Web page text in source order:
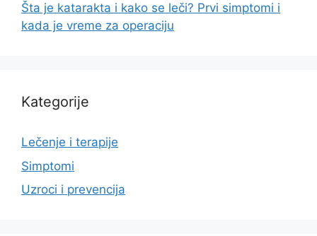
Šta je katarakta i kako se leči? Prvi simptomi i
kada je vreme za operaciju
Kategorije
Lečenje i terapije
Simptomi
Uzroci i prevencija